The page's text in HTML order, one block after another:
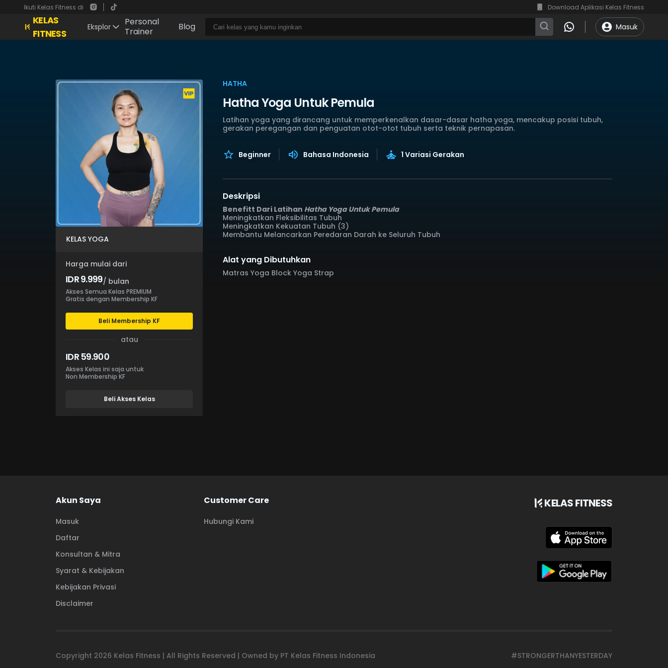
Ikuti Kelas Fitness di Download Aplikasi Kelas Fitness
KELAS
FITNESS
Eksplor
Personal
Trainer
Blog Masuk
KELAS YOGA
Harga mulai dari
IDR 9.999/ bulan
Akses Semua Kelas PREMIUM
Gratis dengan Membership KF
Beli Membership KF
atau
IDR 59.900
Akses Kelas ini saja untuk
Non Membership KF
Beli Akses Kelas
HATHA
Hatha Yoga Untuk Pemula
Latihan yoga yang dirancang untuk memperkenalkan dasar-dasar hatha yoga, mencakup posisi tubuh,
gerakan peregangan dan penguatan otot-otot tubuh serta teknik pernapasan.
Beginner Bahasa Indonesia 1 Variasi Gerakan
Deskripsi
Benefitt Dari Latihan Hatha Yoga Untuk Pemula
Meningkatkan Fleksibilitas Tubuh
Meningkatkan Kekuatan Tubuh (3)
Membantu Melancarkan Peredaran Darah ke Seluruh Tubuh
Alat yang Dibutuhkan
Matras Yoga Block Yoga Strap
Akun Saya
Masuk
Daftar
Konsultan & Mitra
Syarat & Kebijakan
Kebijakan Privasi
Disclaimer
Customer Care
Hubungi Kami
KELAS FITNESS
Copyright 2026 Kelas Fitness | All Rights Reserved | Owned by PT Kelas Fitness Indonesia #STRONGERTHANYESTERDAY